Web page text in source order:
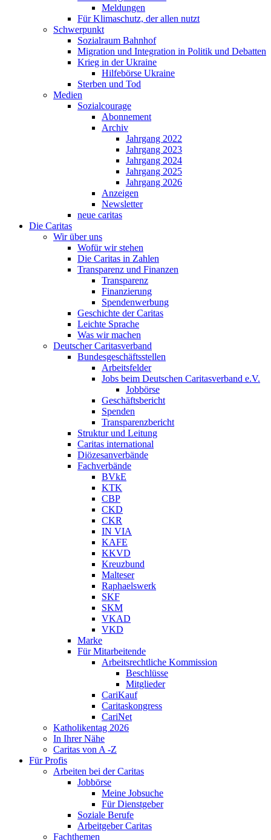
Meldungen
Für Klimaschutz, der allen nutzt
Schwerpunkt
Sozialraum Bahnhof
Migration und Integration in Politik und Debatten
Krieg in der Ukraine
Hilfebörse Ukraine
Sterben und Tod
Medien
Sozialcourage
Abonnement
Archiv
Jahrgang 2022
Jahrgang 2023
Jahrgang 2024
Jahrgang 2025
Jahrgang 2026
Anzeigen
Newsletter
neue caritas
Die Caritas
Wir über uns
Wofür wir stehen
Die Caritas in Zahlen
Transparenz und Finanzen
Transparenz
Finanzierung
Spendenwerbung
Geschichte der Caritas
Leichte Sprache
Was wir machen
Deutscher Caritasverband
Bundesgeschäftsstellen
Arbeitsfelder
Jobs beim Deutschen Caritasverband e.V.
Jobbörse
Geschäftsbericht
Spenden
Transparenzbericht
Struktur und Leitung
Caritas international
Diözesanverbände
Fachverbände
BVkE
KTK
CBP
CKD
CKR
IN VIA
KAFE
KKVD
Kreuzbund
Malteser
Raphaelswerk
SKF
SKM
VKAD
VKD
Marke
Für Mitarbeitende
Arbeitsrechtliche Kommission
Beschlüsse
Mitglieder
CariKauf
Caritaskongress
CariNet
Katholikentag 2026
In Ihrer Nähe
Caritas von A -Z
Für Profis
Arbeiten bei der Caritas
Jobbörse
Meine Jobsuche
Für Dienstgeber
Soziale Berufe
Arbeitgeber Caritas
Fachthemen